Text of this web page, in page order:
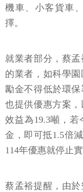
機車、小客貨車
擇。
就業者部分，蔡
的業者，如科學
勵金不得低於環
也提供優惠方案
效益為19.3噸，
金，即可抵1.5倍
114年優惠就停止實
蔡孟裕提醒，由